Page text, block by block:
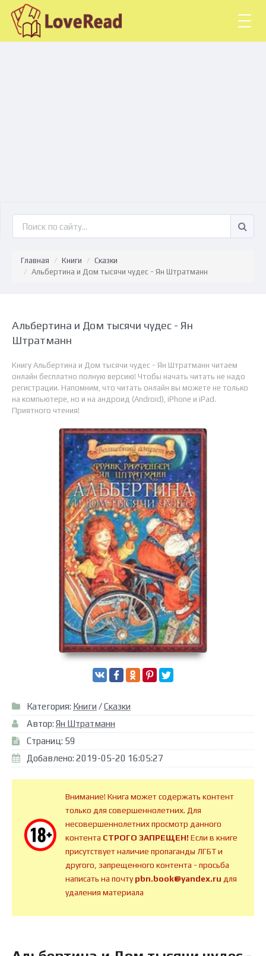
Главная Книги
Сказки
Альбертина и Дом тысячи чудес - Ян Штратманн
Альбертина и Дом тысячи чудес - Ян
Штратманн
Книгу Альбертина и Дом тысячи чудес - Ян Штратманн читаем
онлайн бесплатно полную версию! Чтобы начать читать не надо
регистрации. Напомним, что читать онлайн вы можете не только
на компьютере, но и на андроид (Android), iPhone и iPad.
Приятного чтения!
Категория: Книги /Сказки
Автор: Ян Штратманн
Страниц: 59
Добавлено: 2019-05-20 16:05:27
Внимание! Книга может содержать контент
только для совершеннолетних. Для
несовершеннолетних просмотр данного
контента СТРОГО ЗАПРЕЩЕН!Если в книге
присутствует наличие пропаганды ЛГБТ и
другого, запрещенного контента - просьба
написать на почтуpbn.book@yandex.ru для
удаления материала